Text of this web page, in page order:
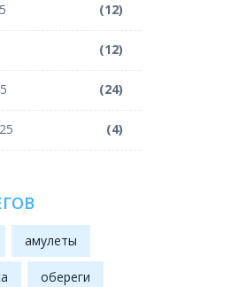
(12)
(12)
(24)
(4)
амулеты
обереги